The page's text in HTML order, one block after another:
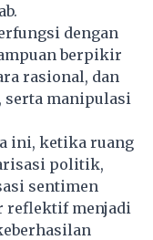
dengan
berpikir
rasional, dan
serta manipulasi
ini, ketika ruang
politik,
sentimen
reflektif menjadi